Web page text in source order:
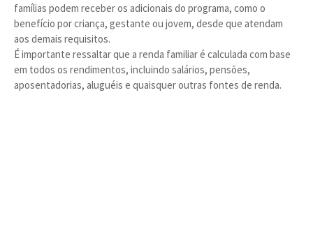
famílias podem receber os adicionais do programa, como o
benefício por criança, gestante ou jovem, desde que atendam
aos demais requisitos.
É importante ressaltar que a renda familiar é calculada com base
em todos os rendimentos, incluindo salários, pensões,
aposentadorias, aluguéis e quaisquer outras fontes de renda.